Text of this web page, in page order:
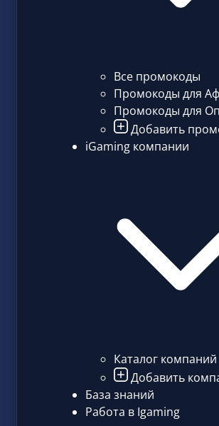
Все промокоды
Промокоды для
Промокоды для
Добавить
iGaming компании
Каталог компаний
Добавить
База знаний
Работа в Igaming